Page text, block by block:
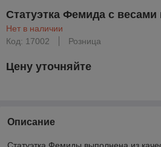
Статуэтка Фемида с весами
Нет в наличии
Код: 17002
Розница
Цену уточняйте
Описание
Статуэтка Фемиды выполнена из